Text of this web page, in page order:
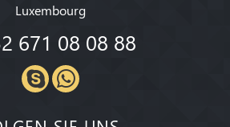
Luxembourg
671 08 08 88